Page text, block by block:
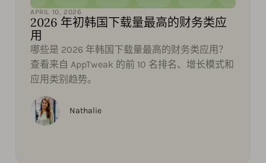
APRIL 10, 2026
2026 年初韩国下载量最高的财务类应
用
哪些是 2026 年韩国下载量最高的财务类应用？
查看来自 AppTweak 的前 10 名排名、增长模式和
应用类别趋势。
Nathalie